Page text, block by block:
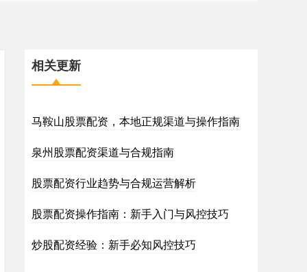
相关更新
马鞍山股票配资，本地正规渠道与操作指南
泉州股票配资渠道与合规指南
股票配资行业趋势与合规运营解析
股票配资操作指南：新手入门与风控技巧
炒股配资经验：新手必知风控技巧